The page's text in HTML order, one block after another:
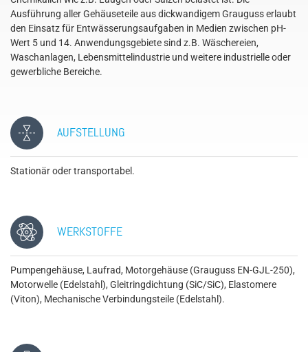
Ausführung aller Gehäuseteile aus dickwandigem Grauguss erlaubt
den Einsatz für Entwässerungsaufgaben in Medien zwischen pH-
Wert 5 und 14. Anwendungsgebiete sind z.B. Wäschereien,
Waschanlagen, Lebensmittelindustrie und weitere industrielle oder
gewerbliche Bereiche.
AUFSTELLUNG
Stationär oder transportabel.
WERKSTOFFE
Pumpengehäuse, Laufrad, Motorgehäuse (Grauguss EN-GJL-250),
Motorwelle (Edelstahl), Gleitringdichtung (SiC/SiC), Elastomere
(Viton), Mechanische Verbindungsteile (Edelstahl).